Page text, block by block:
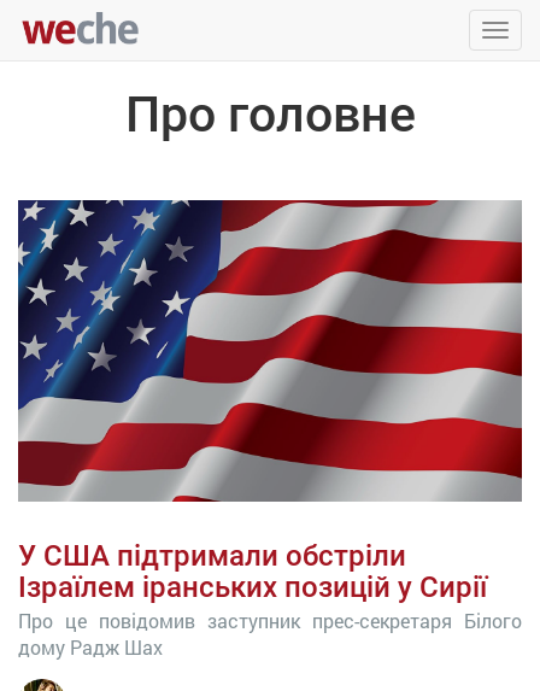
Про головне
У США підтримали обстріли
Ізраїлем іранських позицій у Сирії
Про це повідомив заступник прес-секретаря Білого
дому Радж Шах